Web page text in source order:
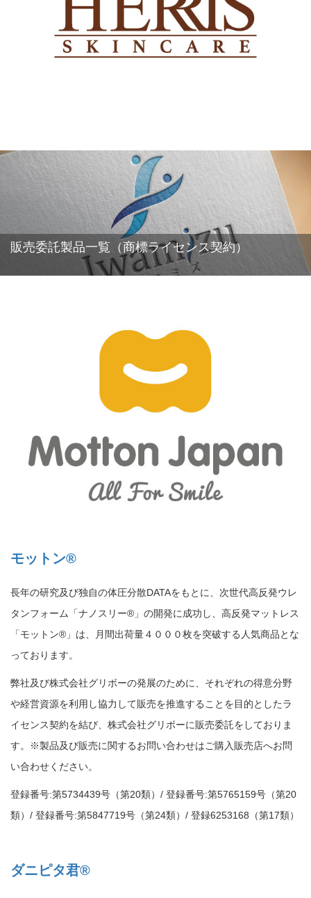
販売委託製品一覧（商標ライセンス契約）
モットン®
長年の研究及び独自の体圧分散DATAをもとに、次世代高反発ウレ
タンフォーム「ナノスリー®」の開発に成功し、高反発マットレス
「モットン®」は、月間出荷量４０００枚を突破する人気商品とな
っております。
弊社及び株式会社グリボーの発展のために、それぞれの得意分野
や経営資源を利用し協力して販売を推進することを目的としたラ
イセンス契約を結び、株式会社グリボーに販売委託をしておりま
す。※製品及び販売に関するお問い合わせはご購入販売店へお問
い合わせください。
登録番号:第5734439号（第20類）/ 登録番号:第5765159号（第20
類）/ 登録番号:第5847719号（第24類）/ 登録6253168（第17類）
ダニピタ君®